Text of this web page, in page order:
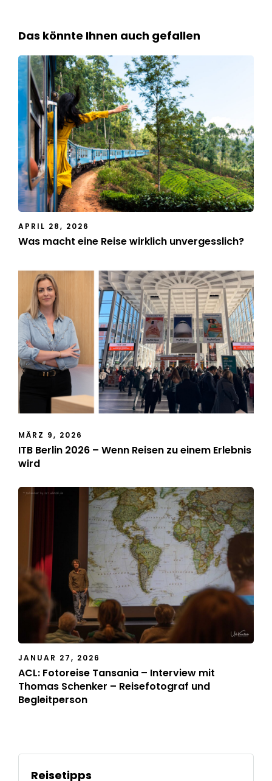
Das könnte Ihnen auch gefallen
APRIL 28, 2026
Was macht eine Reise wirklich unvergesslich?
MÄRZ 9, 2026
ITB Berlin 2026 – Wenn Reisen zu einem Erlebnis
wird
JANUAR 27, 2026
ACL: Fotoreise Tansania – Interview mit
Thomas Schenker – Reisefotograf und
Begleitperson
Reisetipps